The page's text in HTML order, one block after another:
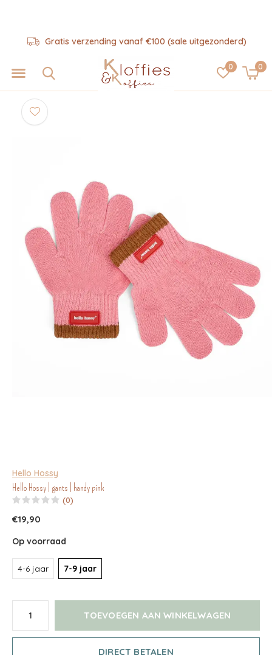
0 0
Gratis verzending vanaf €100 (sale uitgezonderd)
Hello Hossy
Hello Hossy | gants | handy pink
(0)
€19,90
Op voorraad
4-6 jaar 7-9 jaar
TOEVOEGEN AAN WINKELWAGEN
DIRECT BETALEN